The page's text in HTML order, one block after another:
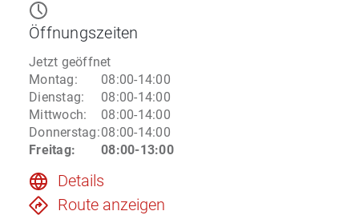
Öffnungszeiten
Jetzt geöffnet
Montag:
08:00-14:00
Dienstag:
08:00-14:00
Mittwoch:
08:00-14:00
Donnerstag:08:00-14:00
Freitag: 08:00-13:00
Details
Route anzeigen